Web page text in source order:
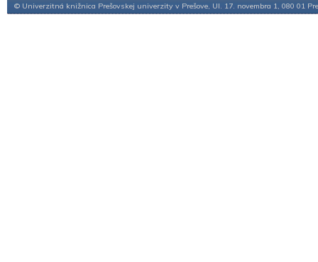
© Univerzitná knižnica Prešovskej univerzity v Prešove, Ul. 17. novembra 1, 080 01